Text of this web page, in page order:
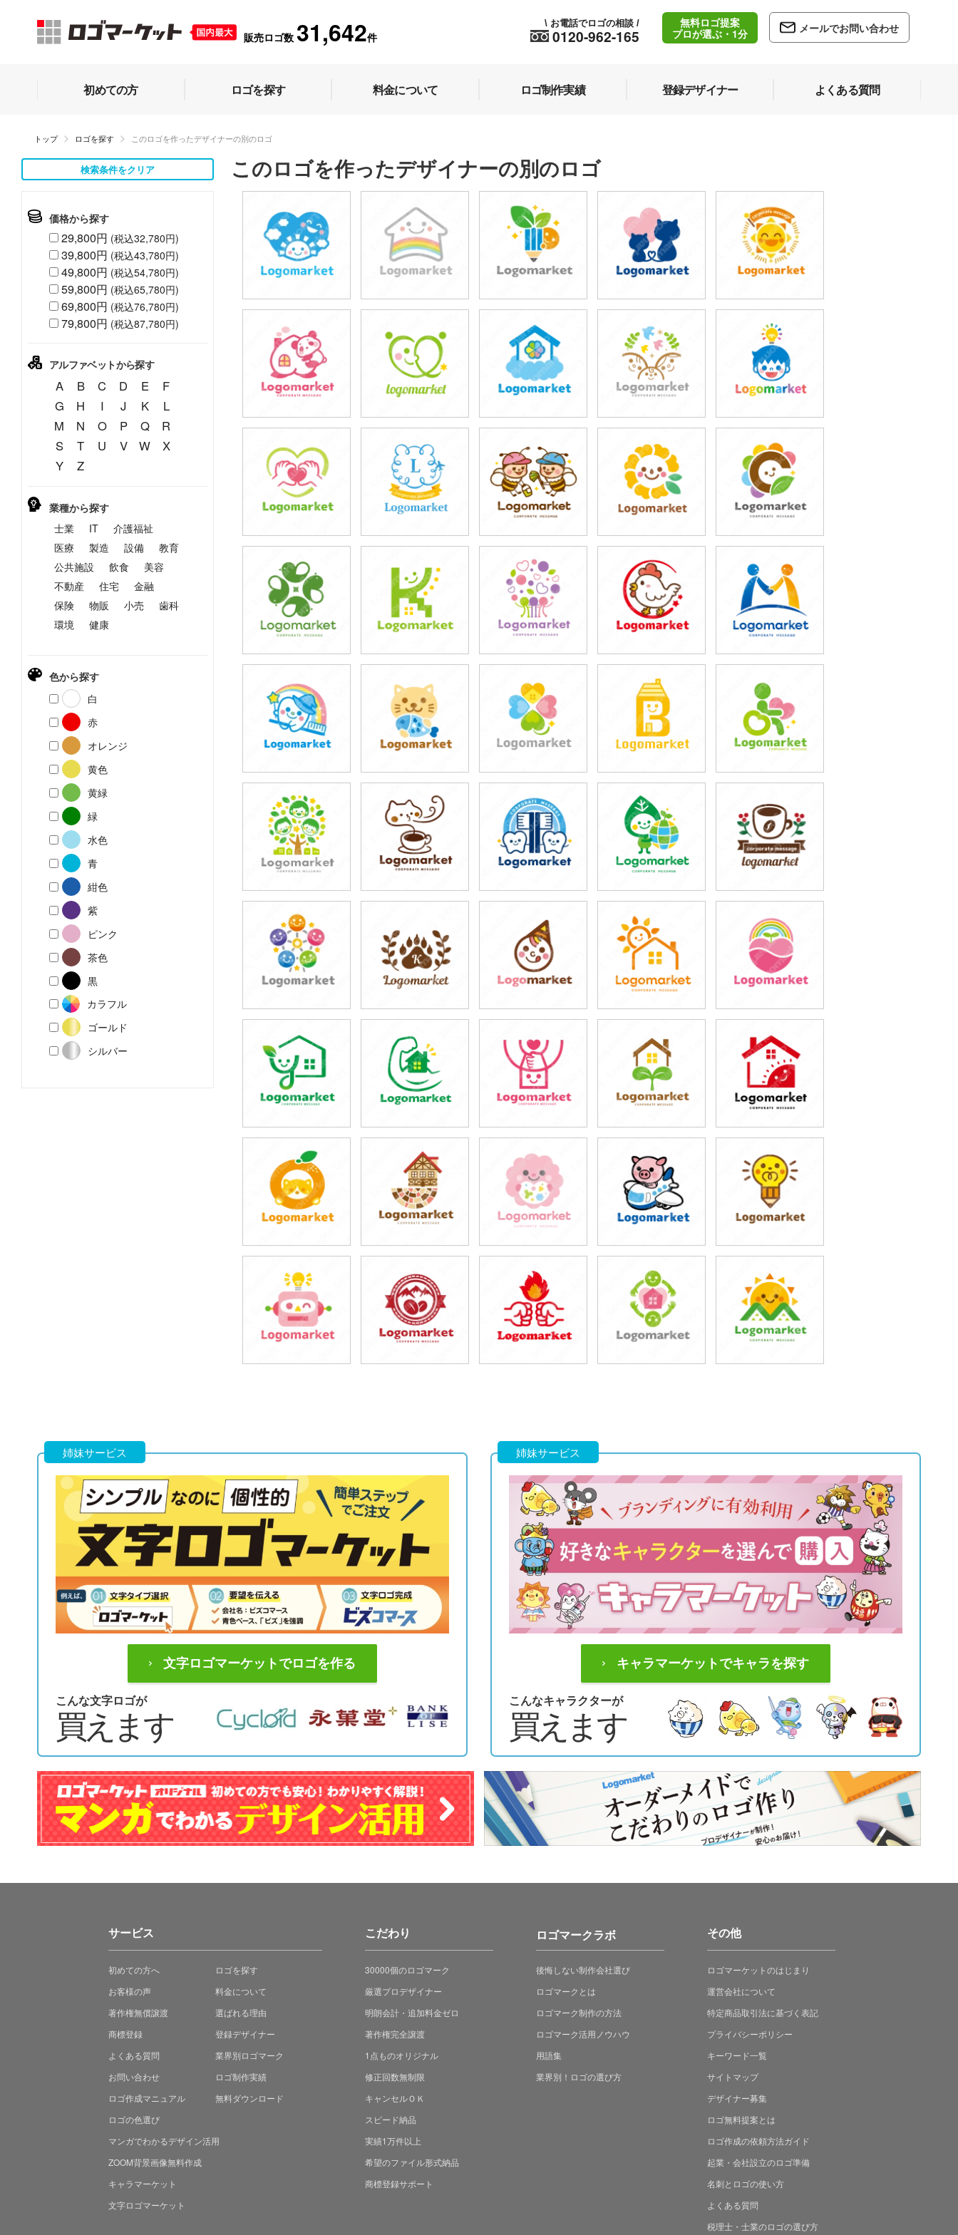
販売ロゴ数 31,642件 0120-962-165
\ お電話でロゴの相談 /
無料ロゴ提案
プロが選ぶ・1分
メールでお問い合わせ
初めての方 ロゴを探す 料金について ロゴ制作実績 登録デザイナー よくある質問
トップ ロゴを探す このロゴを作ったデザイナーの別のロゴ
検索条件をクリア
価格から探す
29,800円 (税込32,780円)
39,800円 (税込43,780円)
49,800円 (税込54,780円)
59,800円 (税込65,780円)
69,800円 (税込76,780円)
79,800円 (税込87,780円)
アルファベットから探す
A B C D E
F
G
H I J K
L
M
N O P Q
R
S
T U V W
X
Y
Z
業種から探す
士業
IT
介護福祉
医療
製造 設備
教育
公共施設
飲食
美容
不動産
住宅
金融
保険
物販 小売
歯科
環境
健康
色から探す
白
赤
オレンジ
黄色
黄緑
緑
水色
青
紺色
紫
ピンク
茶色
黒
カラフル
ゴールド
シルバー
このロゴを作ったデザイナーの別のロゴ
69,800円
(税込76,780円)
69,800円
(税込76,780円)
69,800円
(税込76,780円)
69,800円
(税込76,780円)
69,800円
(税込76,780円)
69,800円
(税込76,780円)
69,800円
(税込76,780円)
69,800円
(税込76,780円)
69,800円
(税込76,780円)
69,800円
(税込76,780円)
69,800円
(税込76,780円)
59,800円
(税込65,780円)
69,800円
(税込76,780円)
59,800円
(税込65,780円)
59,800円
(税込65,780円)
49,800円
(税込54,780円)
59,800円
(税込65,780円)
69,800円
(税込76,780円)
69,800円
(税込76,780円)
59,800円
(税込65,780円)
69,800円
(税込76,780円)
69,800円
(税込76,780円)
59,800円
(税込65,780円)
69,800円
(税込76,780円)
59,800円
(税込65,780円)
69,800円
(税込76,780円)
59,800円
(税込65,780円)
69,800円
(税込76,780円)
69,800円
(税込76,780円)
59,800円
(税込65,780円)
59,800円
(税込65,780円)
59,800円
(税込65,780円)
69,800円
(税込76,780円)
49,800円
(税込54,780円)
59,800円
(税込65,780円)
69,800円
(税込76,780円)
59,800円
(税込65,780円)
59,800円
(税込65,780円)
59,800円
(税込65,780円)
59,800円
(税込65,780円)
69,800円
(税込76,780円)
59,800円
(税込65,780円)
59,800円
(税込65,780円)
59,800円
(税込65,780円)
59,800円
(税込65,780円)
姉妹サービス
文字ロゴマーケットでロゴを作る
こんな文字ロゴが
買えます
姉妹サービス
キャラマーケットでキャラを探す
こんなキャラクターが
買えます
サービス
初めての方へ
ロゴを探す
お客様の声
料金について
著作権無償譲渡
選ばれる理由
商標登録
登録デザイナー
よくある質問
業界別ロゴマーク
お問い合わせ
ロゴ制作実績
ロゴ作成マニュアル
無料ダウンロード
ロゴの色選び
マンガでわかるデザイン活用
ZOOM背景画像無料作成
キャラマーケット
文字ロゴマーケット
こだわり
30000個のロゴマーク
厳選プロデザイナー
明朗会計・追加料金ゼロ
著作権完全譲渡
1点ものオリジナル
修正回数無制限
キャンセルＯＫ
スピード納品
実績1万件以上
希望のファイル形式納品
商標登録サポート
ロゴマークラボ
後悔しない制作会社選び
ロゴマークとは
ロゴマーク制作の方法
ロゴマーク活用ノウハウ
用語集
業界別！ロゴの選び方
その他
ロゴマーケットのはじまり
運営会社について
特定商品取引法に基づく表記
プライバシーポリシー
キーワード一覧
サイトマップ
デザイナー募集
ロゴ無料提案とは
ロゴ作成の依頼方法ガイド
起業・会社設立のロゴ準備
名刺とロゴの使い方
よくある質問
税理士・士業のロゴの選び方